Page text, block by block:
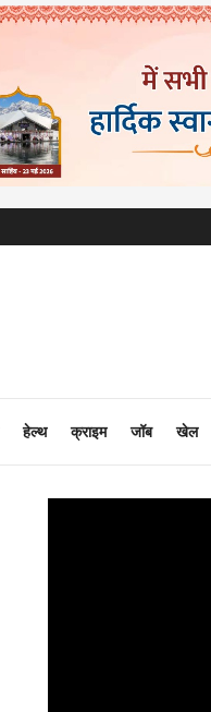
हेल्थ क्राइम जॉब खेल